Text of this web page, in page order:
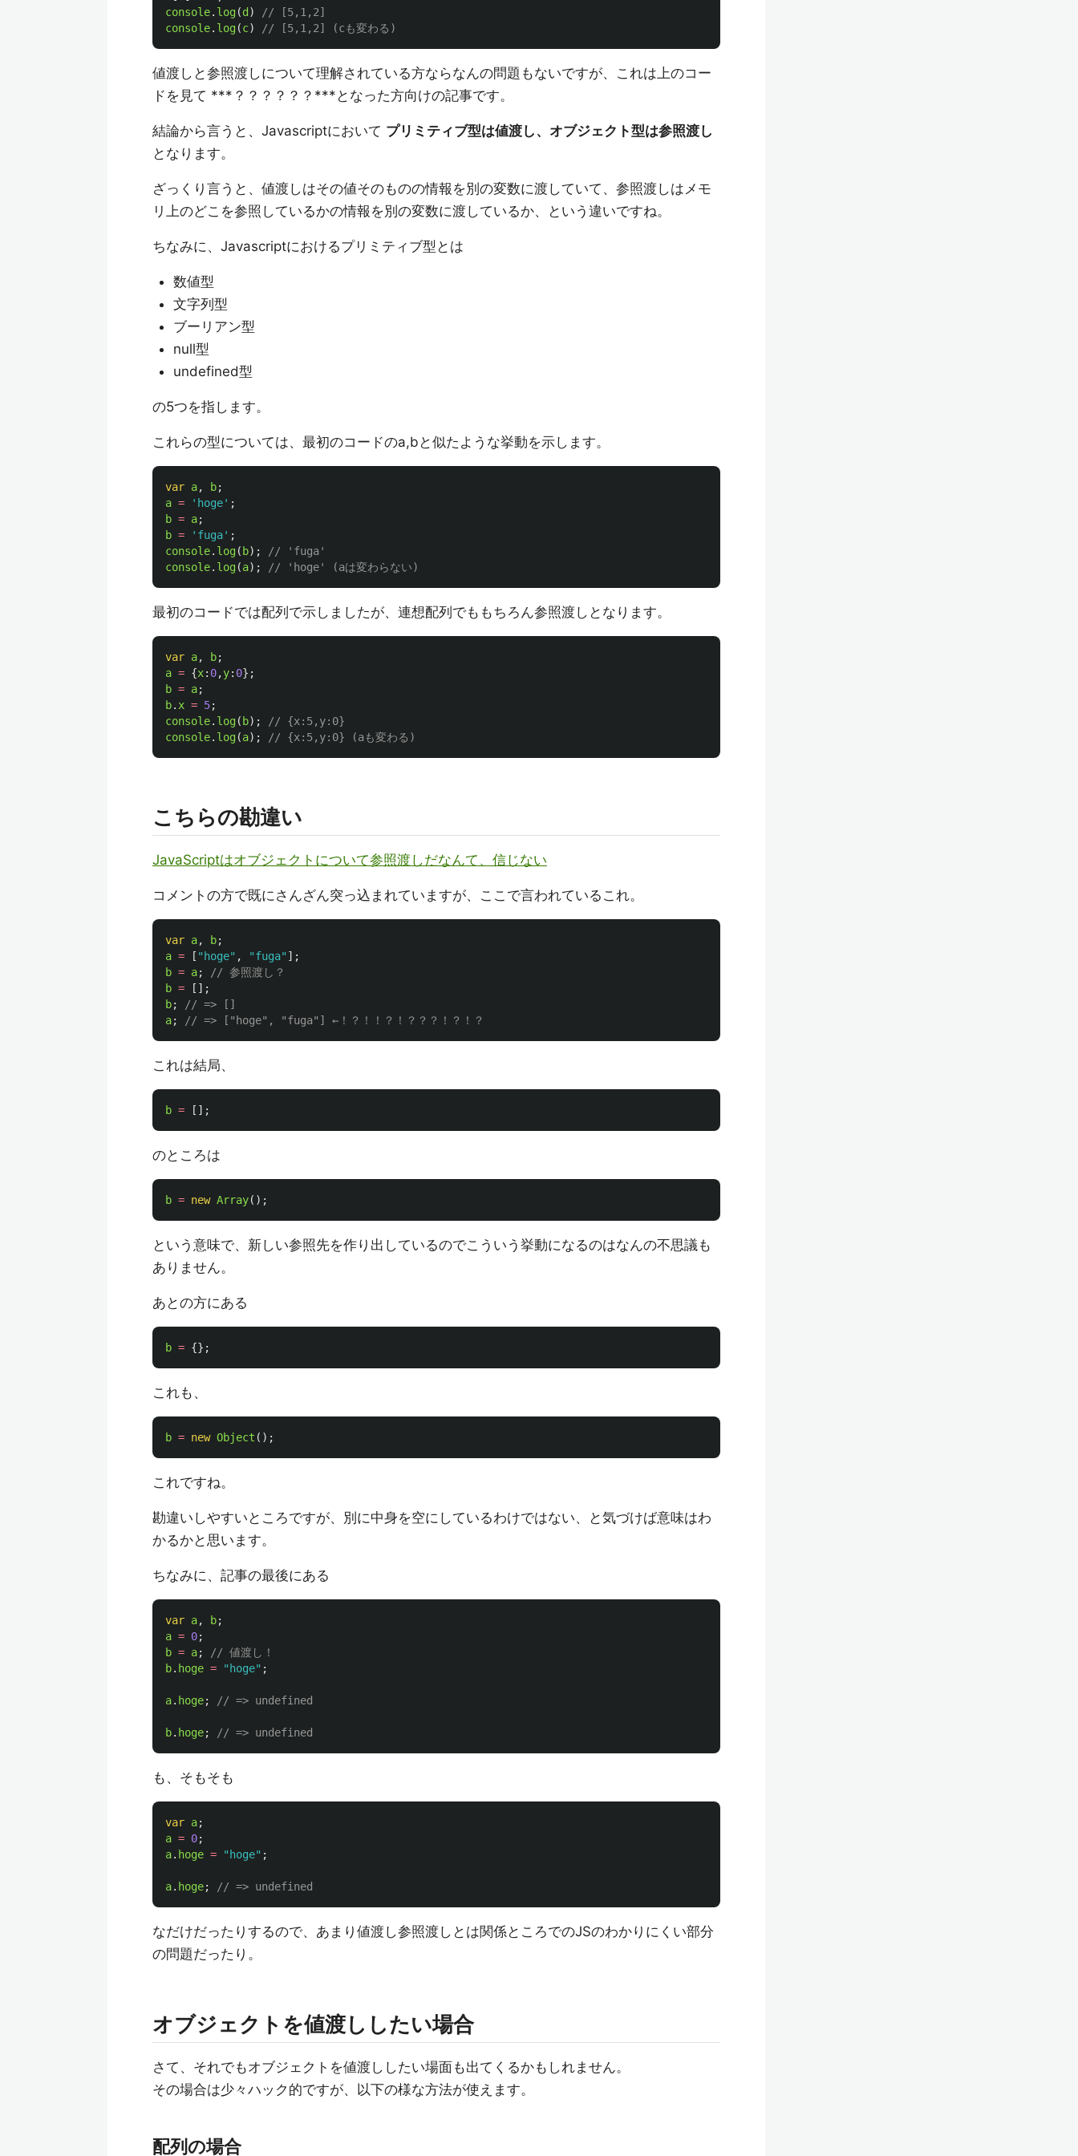
console. log(d )
// [5,1,2]
console. log(c) // [5,1,2] (cも変わる)
値渡しと参照渡しについて理解されている方ならなんの問題もないですが、これは上のコー
ドを見て ***？？？？？？***となった方向けの記事です。
結論から言うと、Javascriptにおいて プリミティブ型は値渡し、オブジェクト型は参照渡し
となります。
ざっくり言うと、値渡しはその値そのものの情報を別の変数に渡していて、参照渡しはメモ
リ上のどこを参照しているかの情報を別の変数に渡しているか、という違いですね。
ちなみに、Javascriptにおけるプリミティブ型とは
数値型
文字列型
ブーリアン型
null型
undefined型
の5つを指します。
これらの型については、最初のコードのa,bと似たような挙動を示します。
var a, b;
a = ' hoge' ;
b = a;
b = ' fuga' ;
console. log( b);
// 'fuga'
console. log(a); // 'hoge' (aは変わらない)
最初のコードでは配列で示しましたが、連想配列でももちろん参照渡しとなります。
var a, b;
a = {x: 0,y: 0};
b = a;
b. x = 5;
console. log( b);
// {x:5,y:0}
console. log(a); // {x:5,y:0} (aも変わる)
こちらの勘違い
JavaScriptはオブジェクトについて参照渡しだなんて、信じない
コメントの方で既にさんざん突っ込まれていますが、ここで言われているこれ。
var a, b;
a = [ " hoge" , "fuga" ];
b = a;
// 参照渡し？
b =
[];
b;
// => []
a; // => ["hoge", "fuga"] ←！？！！？！？？？！？！？
これは結局、
b = [];
のところは
b = new Array();
という意味で、新しい参照先を作り出しているのでこういう挙動になるのはなんの不思議も
ありません。
あとの方にある
b = {};
これも、
b = new Object ();
これですね。
勘違いしやすいところですが、別に中身を空にしているわけではない、と気づけば意味はわ
かるかと思います。
ちなみに、記事の最後にある
var a, b;
a = 0;
b = a;
// 値渡し！
b. hoge = " hoge" ;
a. hoge; // => undefined
b. hoge; // => undefined
も、そもそも
var a;
a = 0;
a. hoge = " hoge" ;
a. hoge; // => undefined
なだけだったりするので、あまり値渡し参照渡しとは関係ところでのJSのわかりにくい部分
の問題だったり。
オブジェクトを値渡ししたい場合
さて、それでもオブジェクトを値渡ししたい場面も出てくるかもしれません。
その場合は少々ハック的ですが、以下の様な方法が使えます。
配列の場合